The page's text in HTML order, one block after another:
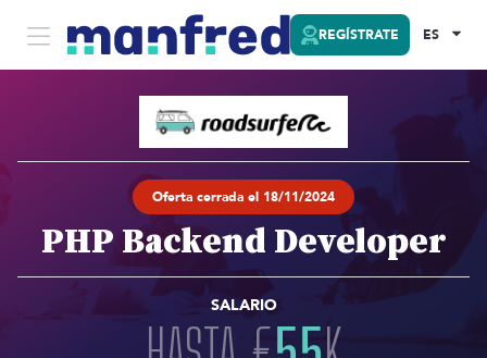
REGÍSTRATE ES
Oferta cerrada el 18/11/2024
PHP Backend Developer
SALARIO